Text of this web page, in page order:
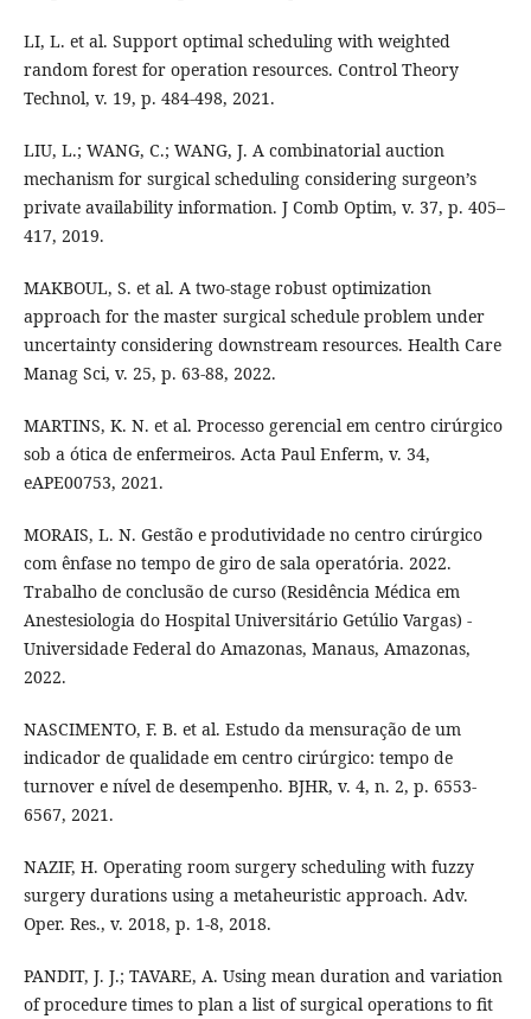
LI, L. et al. Support optimal scheduling with weighted
random forest for operation resources. Control Theory
Technol, v. 19, p. 484-498, 2021.
LIU, L.; WANG, C.; WANG, J. A combinatorial auction
mechanism for surgical scheduling considering surgeon’s
private availability information. J Comb Optim, v. 37, p. 405–
417, 2019.
MAKBOUL, S. et al. A two-stage robust optimization
approach for the master surgical schedule problem under
uncertainty considering downstream resources. Health Care
Manag Sci, v. 25, p. 63-88, 2022.
MARTINS, K. N. et al. Processo gerencial em centro cirúrgico
sob a ótica de enfermeiros. Acta Paul Enferm, v. 34,
eAPE00753, 2021.
MORAIS, L. N. Gestão e produtividade no centro cirúrgico
com ênfase no tempo de giro de sala operatória. 2022.
Trabalho de conclusão de curso (Residência Médica em
Anestesiologia do Hospital Universitário Getúlio Vargas) -
Universidade Federal do Amazonas, Manaus, Amazonas,
2022.
NASCIMENTO, F. B. et al. Estudo da mensuração de um
indicador de qualidade em centro cirúrgico: tempo de
turnover e nível de desempenho. BJHR, v. 4, n. 2, p. 6553-
6567, 2021.
NAZIF, H. Operating room surgery scheduling with fuzzy
surgery durations using a metaheuristic approach. Adv.
Oper. Res., v. 2018, p. 1-8, 2018.
PANDIT, J. J.; TAVARE, A. Using mean duration and variation
of procedure times to plan a list of surgical operations to fit